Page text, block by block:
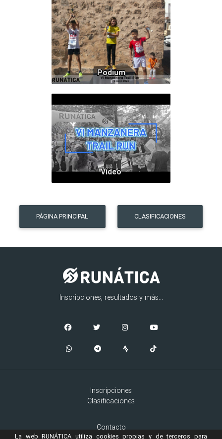
Podium
60
Vídeo
PÁGINA PRINCIPAL CLASIFICACIONES
Inscripciones, resultados y más...
Inscripciones
Clasificaciones
Contacto
La web RUNÁTICA utiliza cookies propias y de terceros para